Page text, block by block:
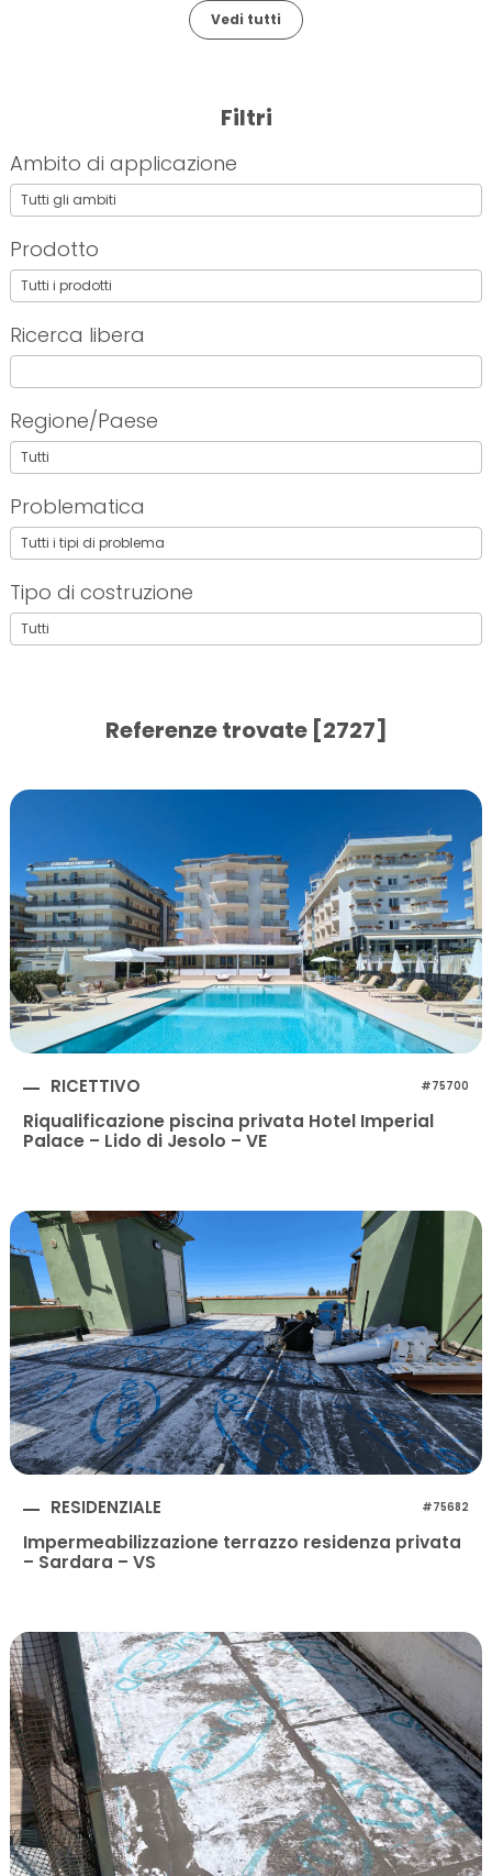
Vedi tutti
Filtri
Ambito di applicazione
Prodotto
Ricerca libera
Regione/Paese
Problematica
Tipo di costruzione
Referenze trovate [2727]
RICETTIVO #75700
Riqualificazione piscina privata Hotel Imperial
Palace – Lido di Jesolo – VE
RESIDENZIALE #75682
Impermeabilizzazione terrazzo residenza privata
– Sardara – VS